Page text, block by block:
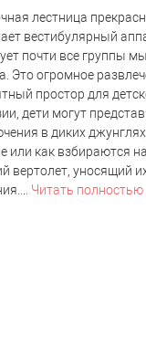
лестница
вестибулярный
почти все группы
Это огромное
простор для
дети могут
в диких
или как взбираются на
вертолет, уносящий
Читать полностью